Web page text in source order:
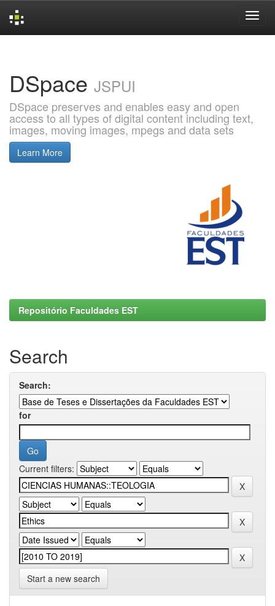
DSpace JSPUI
DSpace preserves and enables easy and open
access to all types of digital content including text,
images, moving images, mpegs and data sets
Learn More
Repositório Faculdades EST
Search
Search:
for
Current filters:
Start a new search